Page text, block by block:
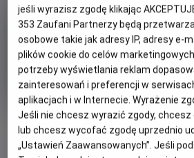
NAPISY
OBSERWUJ
Randka w
Oryginalny
tytuł
Woman of the Hour
Minimalny
wiek
Od 15 lat
Czas
trwania
95 min
Kraj
i
rok
produkcji
USA
OCENA HELIOS
6.8
jeśli wyrazisz zgodę klikając
353 Zaufani Partnerzy będą
osobowe takie jak adresy IP, adresy e-
plików cookie do celów
potrzeby wyświetlania reklam
zainteresowań i preferencji w
aplikacjach i w Internecie. Wyrażenie
Jeśli nie chcesz wyrazić zgody,
lub chcesz wycofać zgodę uprzednio
„Ustawień Zaawansowanych”. Jeśli